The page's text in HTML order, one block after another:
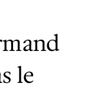
le